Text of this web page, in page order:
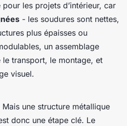
les projets d’intérieur, car
- les soudures sont nettes,
plus épaisses ou
un assemblage
transport, le montage, et
visuel.
une structure métallique
donc une étape clé. Le